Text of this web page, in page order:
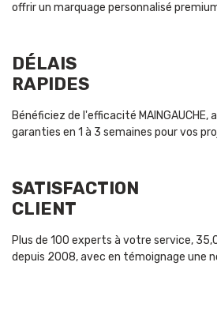
offrir un marquage personnalisé
DÉLAIS
RAPIDES
Bénéficiez de l'efficacité MAINGAUCHE,
garanties en 1 à 3 semaines pour vos
SATISFACTION
CLIENT
Plus de 100 experts à votre service,
depuis 2008, avec en témoignage une